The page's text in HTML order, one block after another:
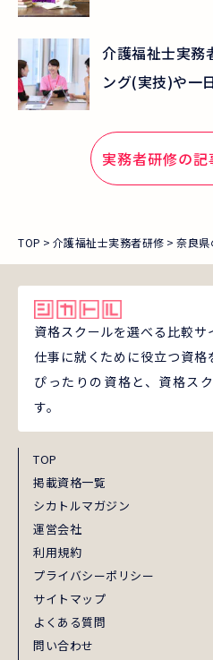
介護福祉士実務
ング(実技)や一
実務者研修の記
TOP 介護福祉士実務者研修 奈良県
資格スクールを選べる比較
仕事に就くために役立つ資
ぴったりの資格と、資格ス
す。
TOP
掲載資格一覧
シカトルマガジン
運営会社
利用規約
プライバシーポリシー
サイトマップ
よくある質問
問い合わせ